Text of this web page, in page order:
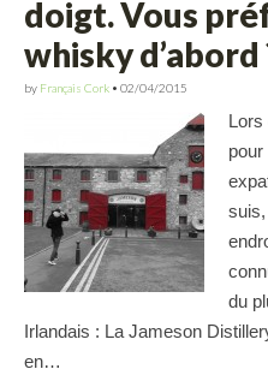
doigt. Vous
whisky d’abord
by Français Cork • 02/04/2015
Lors
suis,
du
Irlandais : La Jameson
en…